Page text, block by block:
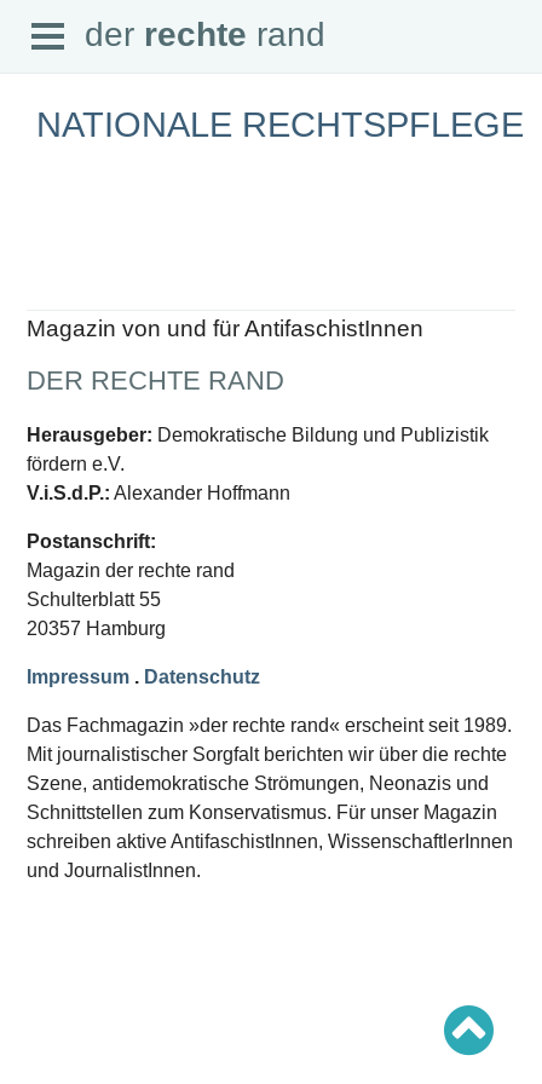
der rechte rand
Magazin
Abonnement
Datenschutz
SCHWERPUNKTE
Schwerpunkte Übersicht
Schwerpunkt AFD-Verbot
Schwerpunkt zur USA und Faschist Trump
Schwerpunkt »Identitäre Bewegung«
Schwerpunkt »Reichsbürger«
Ausgaben Übersicht
Ausgabe 221
Ausgabe 220
Ausgabe 219
Ausgabe 217
Ausgabe 216
Open
Menu
der rechte rand
NATIONALE RECHTSPFLEGE
Magazin von und für AntifaschistInnen
DER RECHTE RAND
Herausgeber: Demokratische Bildung und Publizistik
fördern e.V.
V.i.S.d.P.: Alexander Hoffmann
Postanschrift:
Magazin der rechte rand
Schulterblatt 55
20357 Hamburg
Impressum . Datenschutz
Das Fachmagazin »der rechte rand« erscheint seit 1989.
Mit journalistischer Sorgfalt berichten wir über die rechte
Szene, antidemokratische Strömungen, Neonazis und
Schnittstellen zum Konservatismus. Für unser Magazin
schreiben aktive AntifaschistInnen, WissenschaftlerInnen
und JournalistInnen.